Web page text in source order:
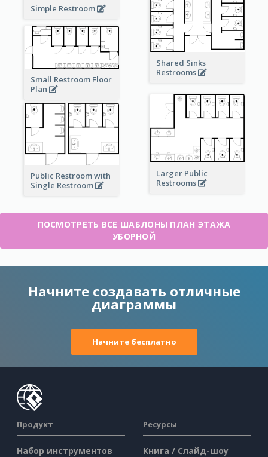
Simple Restroom
Shared Sinks
Restrooms
Small Restroom Floor
Plan
Larger Public
Restrooms
Public Restroom with
Single Restroom
ПОСМОТРЕТЬ ВСЕ ШАБЛОНЫ ПЛАН ЭТАЖА
УБОРНОЙ
Начните создавать отличные
диаграммы
Начните бесплатно
Продукт
Набор инструментов
Ресурсы
Книга / Слайд-шоу